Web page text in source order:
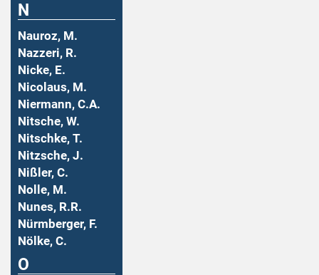
N
Nauroz, M.
Nazzeri, R.
Nicke, E.
Nicolaus, M.
Niermann, C.A.
Nitsche, W.
Nitschke, T.
Nitzsche, J.
Nißler, C.
Nolle, M.
Nunes, R.R.
Nürmberger, F.
Nölke, C.
O